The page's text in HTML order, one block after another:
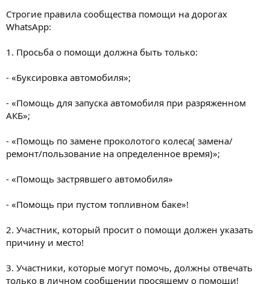
Строгие правила сообщества помощи на дорогах
WhatsApp:
1. Просьба о помощи должна быть только:
- «Буксировка автомобиля»;
- «Помощь для запуска автомобиля при разряженном
АКБ»;
- «Помощь по замене проколотого колеса( замена/
ремонт/пользование на определенное время)»;
- «Помощь застрявшего автомобиля»
- «Помощь при пустом топливном баке»!
2. Участник, который просит о помощи должен указать
причину и место!
3. Участники, которые могут помочь, должны отвечать
только в личном сообщении просящему о помощи!